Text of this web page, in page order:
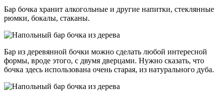
Бар бочка хранит алкогольные и другие напитки, стеклянные
рюмки, бокалы, стаканы.
Бар из деревянной бочки можно сделать любой интересной
формы, вроде этого, с двумя дверцами. Нужно сказать, что
бочка здесь использована очень старая, из натурального дуба.